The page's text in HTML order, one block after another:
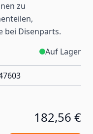
zu
bei Disenparts.
Auf Lager
182,56 €